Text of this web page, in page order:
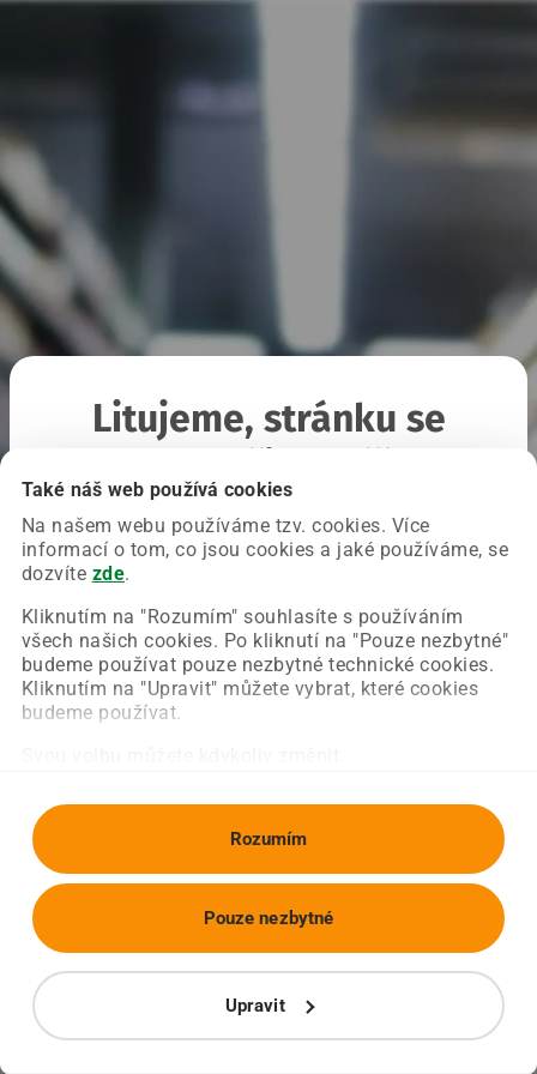
Také náš web používá cookies
Na našem webu používáme tzv. cookies. Více
informací o tom, co jsou cookies a jaké používáme, se
dozvíte zde.
Kliknutím na "Rozumím" souhlasíte s používáním
všech našich cookies. Po kliknutí na "Pouze nezbytné"
budeme používat pouze nezbytné technické cookies.
Kliknutím na "Upravit" můžete vybrat, které cookies
budeme používat.
Rozumím
Upravit
Pouze nezbytné
Litujeme, stránku se
Chyba nastala na naší straně a už ji opravujeme.
Zkuste prosím znovu načíst požadovanou stránku.
Obnovit stránku Úvodní strana